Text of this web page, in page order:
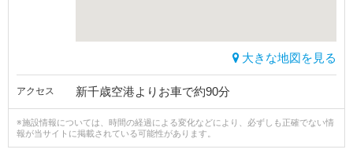
大きな地図を見る
アクセス 新千歳空港よりお車で約90分
※施設情報については、時間の経過による変化などにより、必ずしも正確でない情
報が当サイトに掲載されている可能性があります。